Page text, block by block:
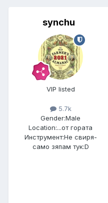
synchu
VIP listed
5.7k
Gender:Male
Location:...от гората
Инструмент:Не свиря-
само зяпам тук:D